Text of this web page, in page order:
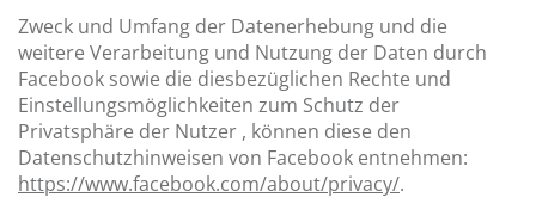
Zweck und Umfang der Datenerhebung und die
weitere Verarbeitung und Nutzung der Daten durch
Facebook sowie die diesbezüglichen Rechte und
Einstellungsmöglichkeiten zum Schutz der
Privatsphäre der Nutzer , können diese den
Datenschutzhinweisen von Facebook entnehmen:
https://www.facebook.com/about/privacy/.